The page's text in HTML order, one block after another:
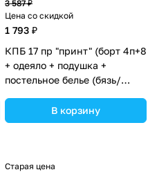
3 587 ₽
Цена со скидкой
1 793 ₽
КПБ 17 пр "принт" (борт 4п+8
+ одеяло + подушка +
постельное белье (бязь/
(№П207_4а8бб_06) цвета в
ассортименте.
В корзину
Старая цена